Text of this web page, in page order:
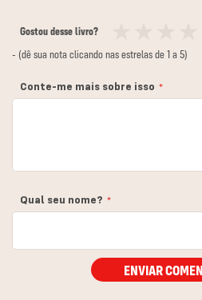
Gostou desse livro?
12
3
4
5
- (dê sua nota clicando nas estrelas de 1 a 5)
Conte-me mais sobre isso
Qual seu nome?
ENVIAR